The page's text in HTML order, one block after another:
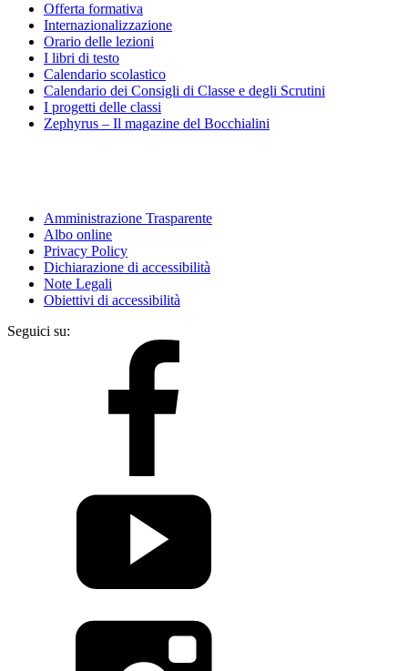
Offerta formativa
Internazionalizzazione
Orario delle lezioni
I libri di testo
Calendario scolastico
Calendario dei Consigli di Classe e degli Scrutini
I progetti delle classi
Zephyrus – Il magazine del Bocchialini
Amministrazione Trasparente
Albo online
Privacy Policy
Dichiarazione di accessibilità
Note Legali
Obiettivi di accessibilità
Seguici su: